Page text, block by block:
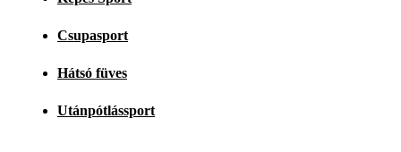
Csupasport
Hátsó füves
Utánpótlássport